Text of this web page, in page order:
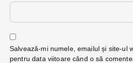
Salvează-mi numele, emailul și site-ul
pentru data viitoare când o să